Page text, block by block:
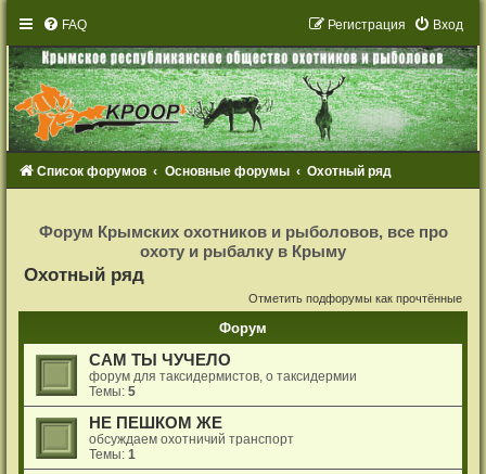
FAQ Вход
Регистрация
Список форумов Основные форумы Охотный ряд
с
т
я
Форум Крымских охотников и рыболовов, все про
охоту и рыбалку в Крыму
Охотный ряд
Отметить подфорумы как прочтённые
Форум
САМ ТЫ ЧУЧЕЛО
форум для таксидермистов, о таксидермии
Темы:5
НЕ ПЕШКОМ ЖЕ
обсуждаем охотничий транспорт
Темы:1